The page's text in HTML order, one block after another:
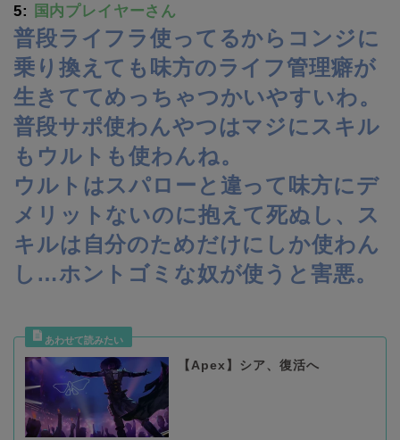
5: 国内プレイヤーさん
普段ライフラ使ってるからコンジに
乗り換えても味方のライフ管理癖が
生きててめっちゃつかいやすいわ。
普段サポ使わんやつはマジにスキル
もウルトも使わんね。
ウルトはスパローと違って味方にデ
メリットないのに抱えて死ぬし、ス
キルは自分のためだけにしか使わん
し…ホントゴミな奴が使うと害悪。
【Apex】シア、復活へ